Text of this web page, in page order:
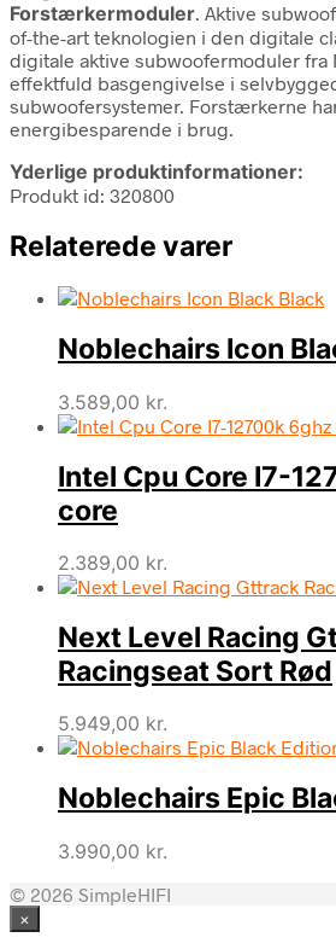
Forstærkermoduler. Aktive
of-the-art teknologien i den digitale
digitale aktive subwoofermoduler fra
effektfuld basgengivelse i
subwoofersystemer. Forstærkerne
energibesparende i brug.
Yderlige produktinformationer:
Produkt id: 320800
Relaterede varer
Noblechairs Icon
3.589,00 kr.
Intel Cpu Core I7-
core
2.389,00 kr.
Next Level Racing
Racingseat Sort Rød
5.949,00 kr.
Noblechairs Epic
3.990,00 kr.
© 2026 SimpleHIFI
×